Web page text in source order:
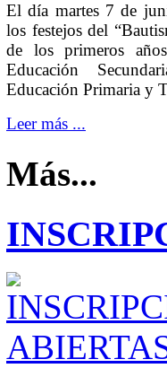
El día martes 7 de
los festejos del
de los primeros
Educación
Educación Primaria y
Leer más ...
Más...